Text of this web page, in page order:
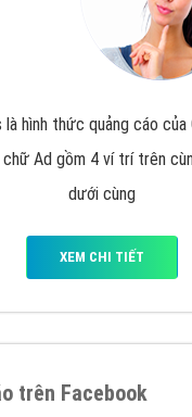
là hình thức quảng cáo
Ad gồm 4 ví trí trên
dưới cùng
XEM CHI TIẾT
trên Facebook